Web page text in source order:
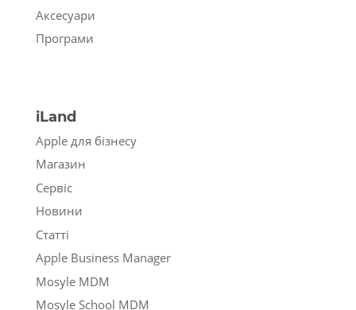
Аксесуари
Програми
iLand
Apple для бізнесу
Магазин
Сервіс
Новини
Статті
Apple Business Manager
Mosyle MDM
Mosyle School MDM